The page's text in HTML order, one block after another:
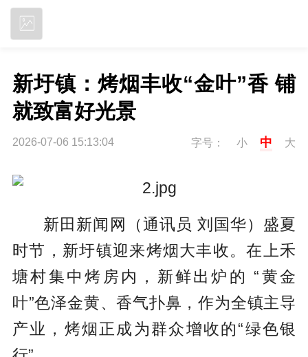
新圩镇：烤烟丰收“金叶”香 铺
就致富好光景
2026-07-06 15:13:04 字号： 小 中 大
新田新闻网（通讯员 刘国华）盛夏
时节，新圩镇迎来烤烟大丰收。在上禾
塘村集中烤房内，新鲜出炉的 “黄金
叶”色泽金黄、香气扑鼻，作为全镇主导
产业，烤烟正成为群众增收的“绿色银